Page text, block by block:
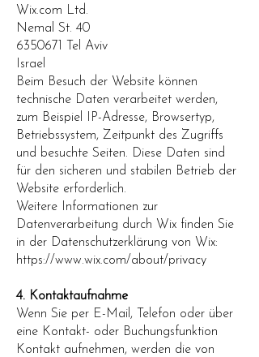
Wix.com Ltd.
Nemal St. 40
6350671 Tel Aviv
Israel
Beim Besuch der Website können
technische Daten verarbeitet werden,
zum Beispiel IP-Adresse, Browsertyp,
Betriebssystem, Zeitpunkt des Zugriffs
und besuchte Seiten. Diese Daten sind
für den sicheren und stabilen Betrieb der
Website erforderlich.
Weitere Informationen zur
Datenverarbeitung durch Wix finden Sie
in der Datenschutzerklärung von Wix:
https://www.wix.com/about/privacy
4. Kontaktaufnahme
Wenn Sie per E-Mail, Telefon oder über
eine Kontakt- oder Buchungsfunktion
Kontakt aufnehmen, werden die von